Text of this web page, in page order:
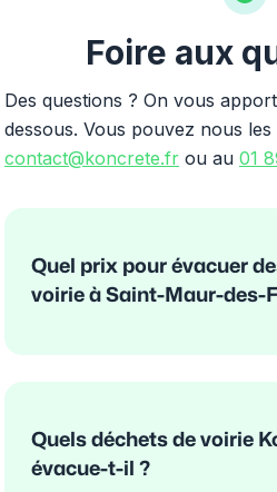
Foire aux
Des questions ? On vous
dessous. Vous pouvez nous
contact@koncrete.fr ou au 01
Quel prix pour évacuer
voirie à Saint-Maur-des-
Quels déchets de voirie
évacue-t-il ?